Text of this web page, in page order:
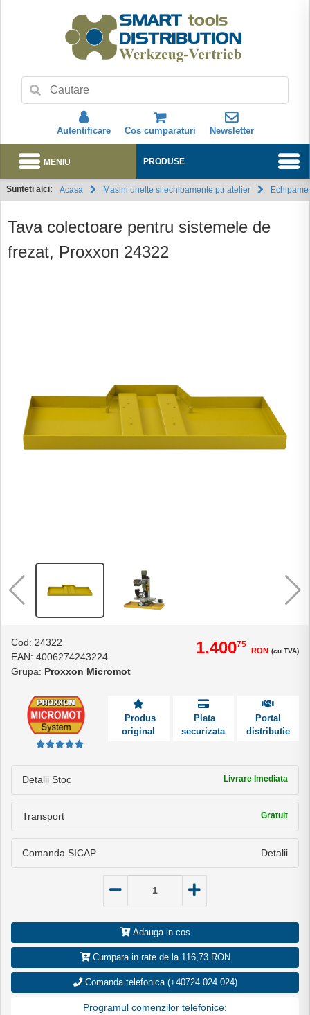
Autentificare Cos cumparaturi Newsletter
Abonare
PRODUSE
MENIU
Sunteti aici: Acasa Masini unelte si echipamente ptr atelier
Tava colectoare pentru sistemele de
frezat, Proxxon 24322
Cod: 24322
EAN: 4006274243224
Grupa: Proxxon Micromot
1.40075
RON (cu TVA)
Produs
original
Plata
securizata
Portal
distributie
Detalii Stoc Livrare Imediata
Transport Gratuit
Comanda SICAP Detalii
Adauga in cos
Cumpara in rate de la 116,73 RON
Comanda telefonica (+40724 024 024)
Programul comenzilor telefonice: